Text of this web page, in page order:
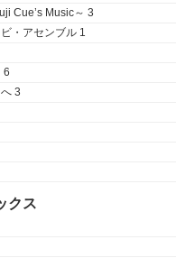
Cue’s Music～ 3
・アセンブル 1
6
3
クス